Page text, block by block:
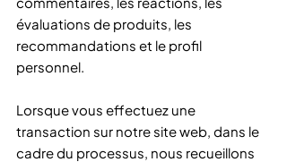
évaluations de produits, les
recommandations et le profil
personnel.
Lorsque vous effectuez une
transaction sur notre site web, dans le
cadre du processus, nous recueillons